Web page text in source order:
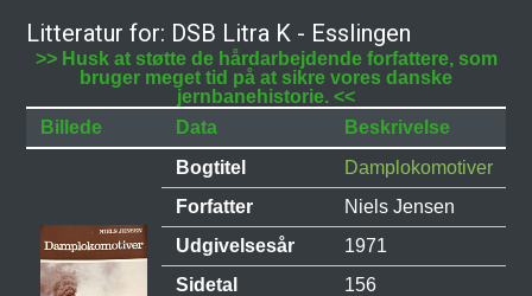
Litteratur for: DSB Litra K - Esslingen
>> Husk at støtte de hårdarbejdende forfattere, som
bruger meget tid på at sikre vores danske
jernbanehistorie. <<
Billede
Data
Beskrivelse
Bogtitel
Damplokomotiver
Forfatter
Niels Jensen
Udgivelsesår
1971
Sidetal
156